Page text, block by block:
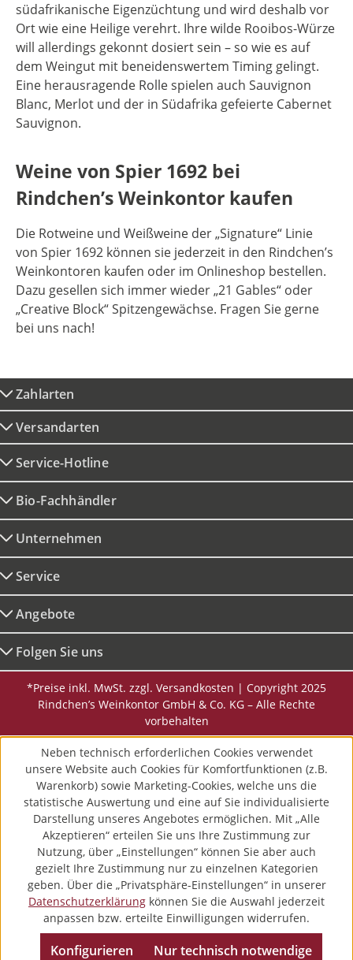
südafrikanische Eigenzüchtung und wird deshalb vor
Ort wie eine Heilige verehrt. Ihre wilde Rooibos-Würze
will allerdings gekonnt dosiert sein – so wie es auf
dem Weingut mit beneidenswertem Timing gelingt.
Eine herausragende Rolle spielen auch Sauvignon
Blanc, Merlot und der in Südafrika gefeierte Cabernet
Sauvignon.
Weine von Spier 1692 bei
Rindchen’s Weinkontor kaufen
Die Rotweine und Weißweine der „Signature“ Linie
von Spier 1692 können sie jederzeit in den Rindchen’s
Weinkontoren kaufen oder im Onlineshop bestellen.
Dazu gesellen sich immer wieder „21 Gables“ oder
„Creative Block“ Spitzengewächse. Fragen Sie gerne
bei uns nach!
Zahlarten
Versandarten
Service-Hotline
Bio-Fachhändler
Unternehmen
Service
Angebote
Folgen Sie uns
*Preise inkl. MwSt. zzgl. Versandkosten | Copyright 2025
Rindchen’s Weinkontor GmbH & Co. KG – Alle Rechte
vorbehalten
Neben technisch erforderlichen Cookies verwendet
unsere Website auch Cookies für Komfortfunktionen (z.B.
Warenkorb) sowie Marketing-Cookies, welche uns die
statistische Auswertung und eine auf Sie individualisierte
Darstellung unseres Angebotes ermöglichen. Mit „Alle
Akzeptieren“ erteilen Sie uns Ihre Zustimmung zur
Nutzung, über „Einstellungen“ können Sie aber auch
gezielt Ihre Zustimmung nur zu einzelnen Kategorien
geben. Über die „Privatsphäre-Einstellungen“ in unserer
Datenschutzerklärung können Sie die Auswahl jederzeit
anpassen bzw. erteilte Einwilligungen widerrufen.
Nur technisch notwendige
Konfigurieren